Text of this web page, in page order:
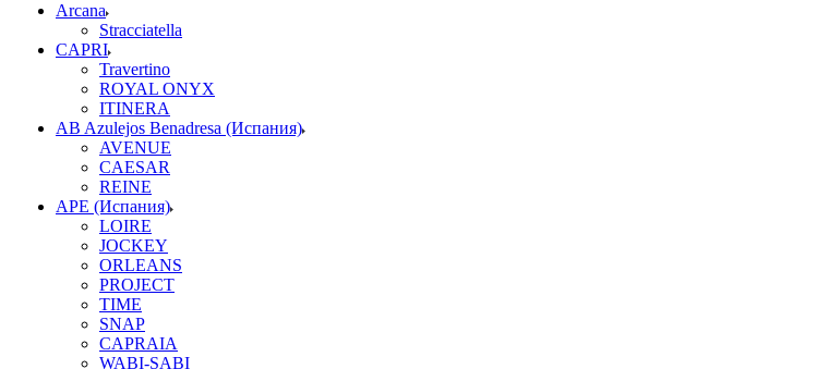
Arcana
Stracciatella
CAPRI
Travertino
ROYAL ONYX
ITINERA
AB Azulejos Benadresa (Испания)
AVENUE
CAESAR
REINE
APE (Испания)
LOIRE
JOCKEY
ORLEANS
PROJECT
TIME
SNAP
CAPRAIA
WABI-SABI